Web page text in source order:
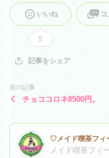
いいね
5
記事をシェア
前の記事
チョココロネ8500円。
♡メイド喫茶フィ
メイド喫茶フィ